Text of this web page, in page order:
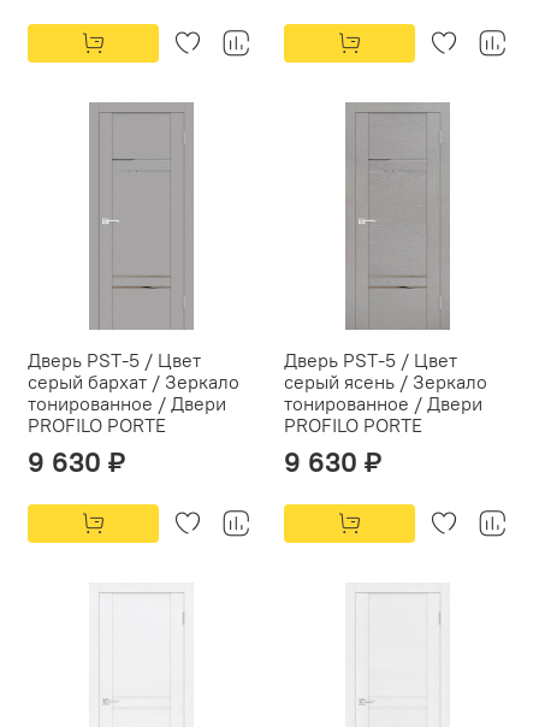
Дверь PST-5 / Цвет
серый бархат / Зеркало
тонированное / Двери
PROFILO PORTE
9 630 ₽
Дверь PST-5 / Цвет
серый ясень / Зеркало
тонированное / Двери
PROFILO PORTE
9 630 ₽